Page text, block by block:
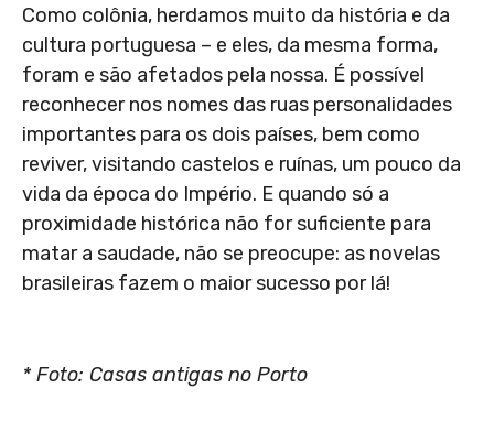
Como colônia, herdamos muito da história e da
cultura portuguesa – e eles, da mesma forma,
foram e são afetados pela nossa. É possível
reconhecer nos nomes das ruas personalidades
importantes para os dois países, bem como
reviver, visitando castelos e ruínas, um pouco da
vida da época do Império. E quando só a
proximidade histórica não for suficiente para
matar a saudade, não se preocupe: as novelas
brasileiras fazem o maior sucesso por lá!
* Foto: Casas antigas no Porto